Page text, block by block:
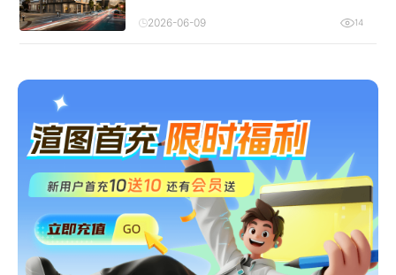
2026-06-09 14